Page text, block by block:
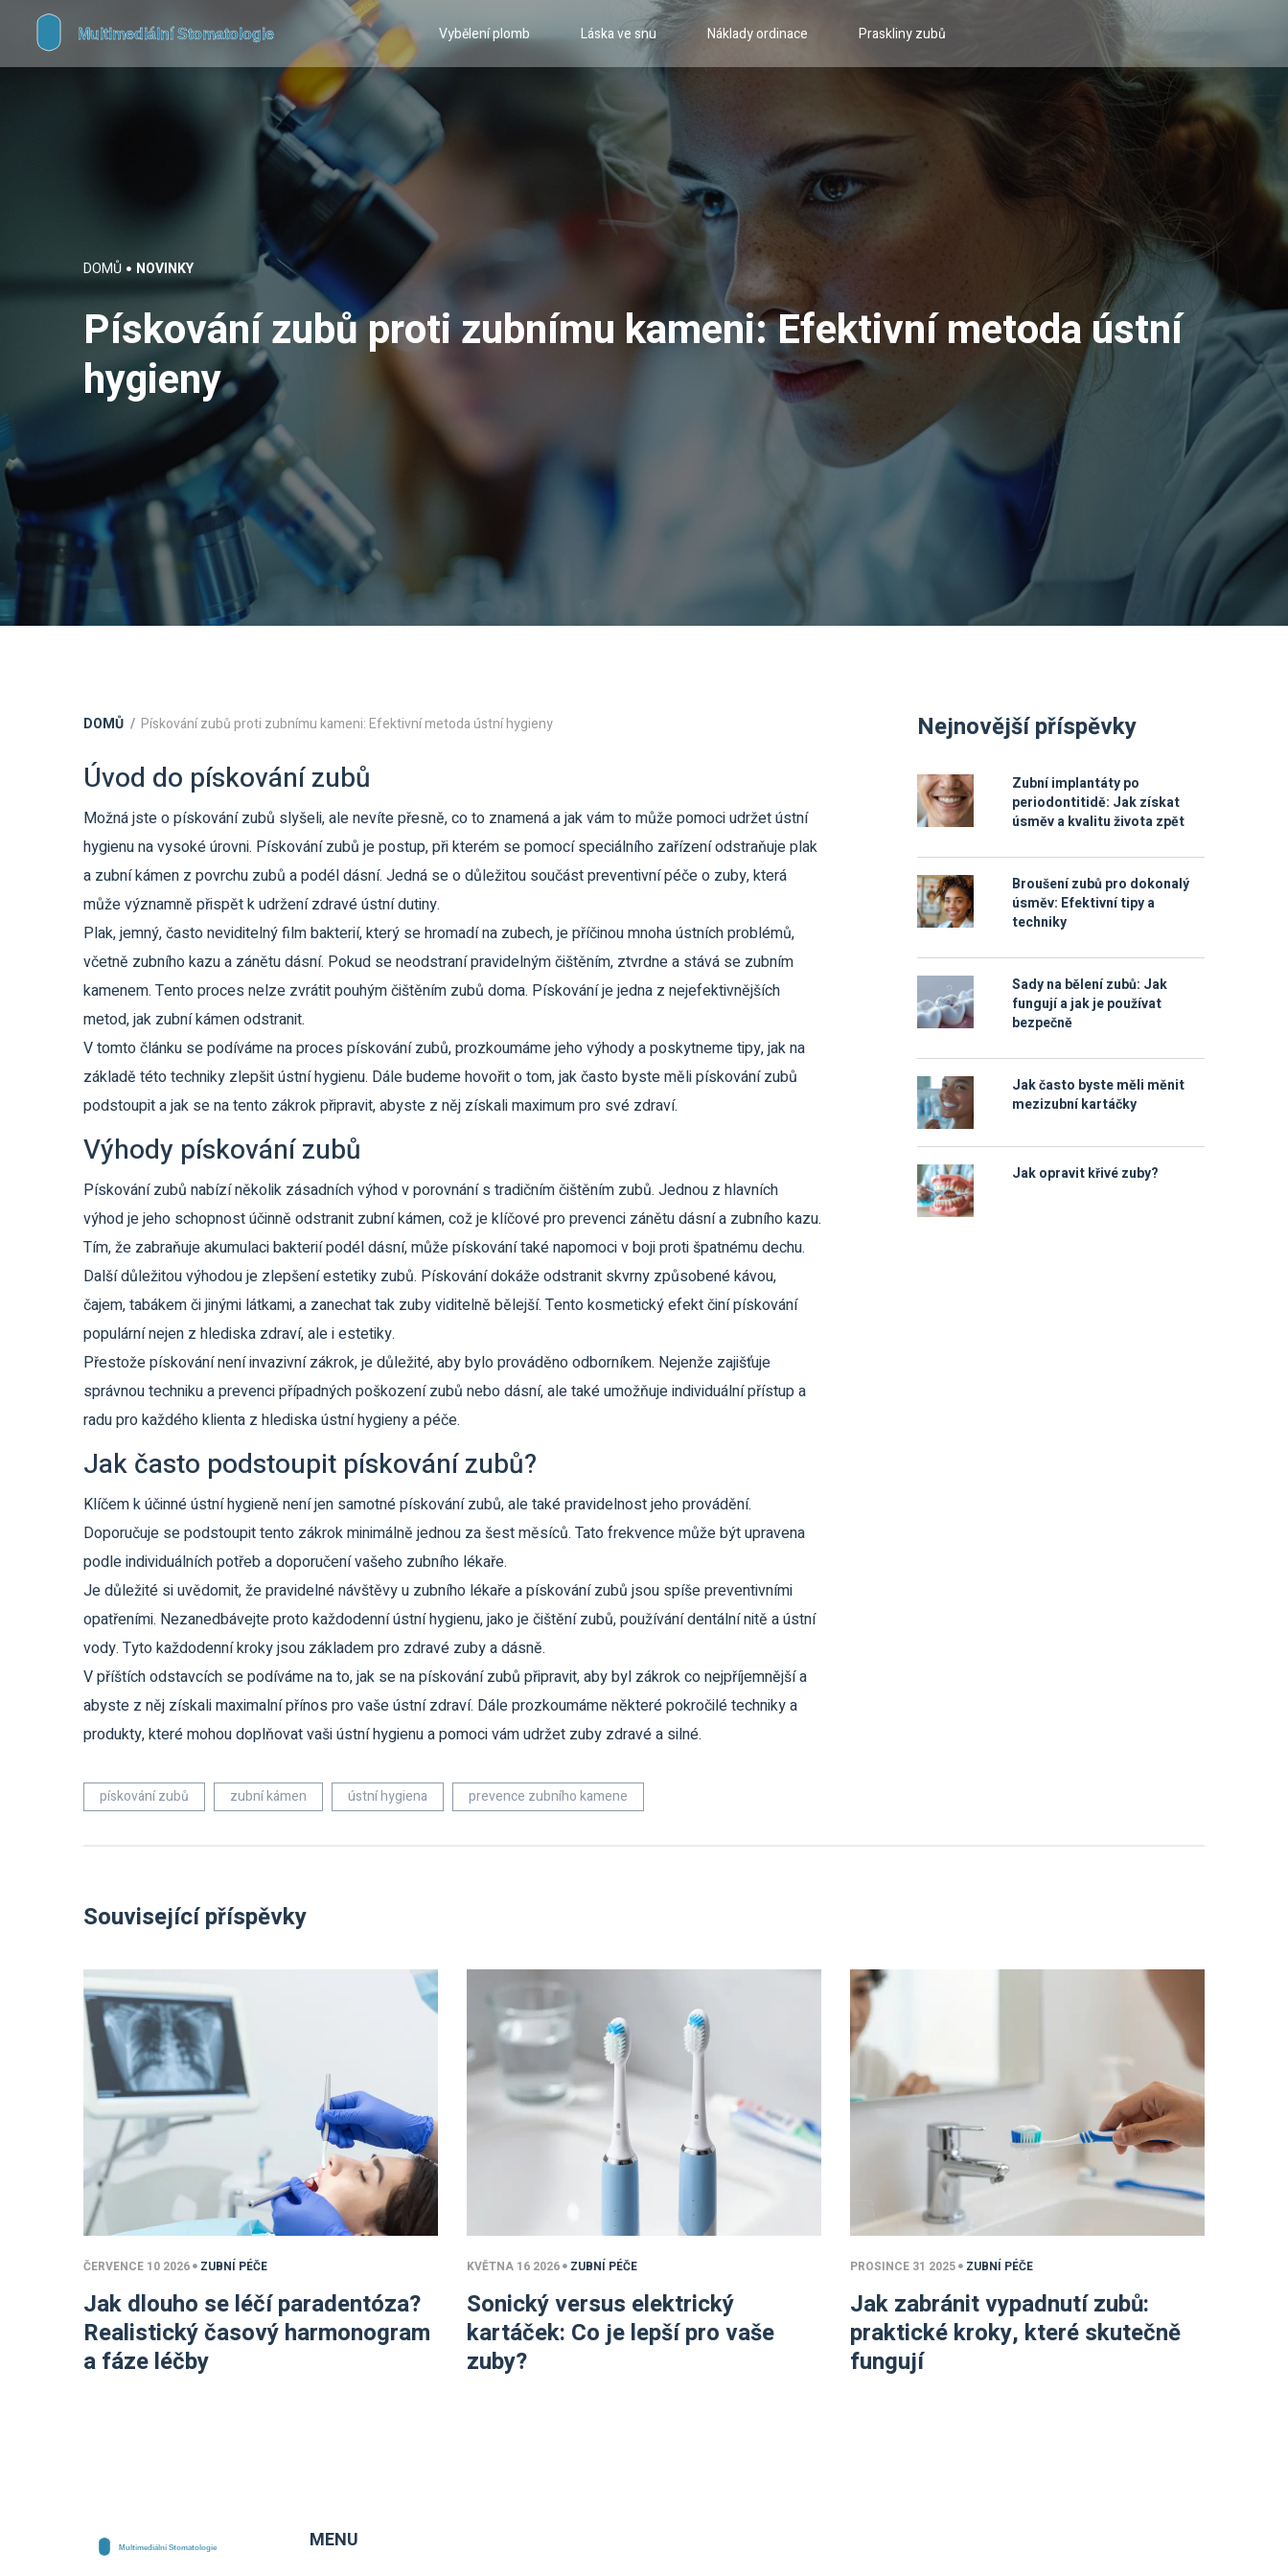
Vybělení plomb Láska ve snu Náklady ordinace Praskliny zubů
DOMŮ NOVINKY
Pískování zubů proti zubnímu kameni: Efektivní metoda ústní
hygieny
DOMŮ Pískování zubů proti zubnímu kameni: Efektivní metoda ústní hygieny
Úvod do pískování zubů
Možná jste o pískování zubů slyšeli, ale nevíte přesně, co to znamená a jak vám to může pomoci udržet ústní
hygienu na vysoké úrovni. Pískování zubů je postup, při kterém se pomocí speciálního zařízení odstraňuje plak
a zubní kámen z povrchu zubů a podél dásní. Jedná se o důležitou součást preventivní péče o zuby, která
může významně přispět k udržení zdravé ústní dutiny.
Plak, jemný, často neviditelný film bakterií, který se hromadí na zubech, je příčinou mnoha ústních problémů,
včetně zubního kazu a zánětu dásní. Pokud se neodstraní pravidelným čištěním, ztvrdne a stává se zubním
kamenem. Tento proces nelze zvrátit pouhým čištěním zubů doma. Pískování je jedna z nejefektivnějších
metod, jak zubní kámen odstranit.
V tomto článku se podíváme na proces pískování zubů, prozkoumáme jeho výhody a poskytneme tipy, jak na
základě této techniky zlepšit ústní hygienu. Dále budeme hovořit o tom, jak často byste měli pískování zubů
podstoupit a jak se na tento zákrok připravit, abyste z něj získali maximum pro své zdraví.
Výhody pískování zubů
Pískování zubů nabízí několik zásadních výhod v porovnání s tradičním čištěním zubů. Jednou z hlavních
výhod je jeho schopnost účinně odstranit zubní kámen, což je klíčové pro prevenci zánětu dásní a zubního kazu.
Tím, že zabraňuje akumulaci bakterií podél dásní, může pískování také napomoci v boji proti špatnému dechu.
Další důležitou výhodou je zlepšení estetiky zubů. Pískování dokáže odstranit skvrny způsobené kávou,
čajem, tabákem či jinými látkami, a zanechat tak zuby viditelně bělejší. Tento kosmetický efekt činí pískování
populární nejen z hlediska zdraví, ale i estetiky.
Přestože pískování není invazivní zákrok, je důležité, aby bylo prováděno odborníkem. Nejenže zajišťuje
správnou techniku a prevenci případných poškození zubů nebo dásní, ale také umožňuje individuální přístup a
radu pro každého klienta z hlediska ústní hygieny a péče.
Jak často podstoupit pískování zubů?
Klíčem k účinné ústní hygieně není jen samotné pískování zubů, ale také pravidelnost jeho provádění.
Doporučuje se podstoupit tento zákrok minimálně jednou za šest měsíců. Tato frekvence může být upravena
podle individuálních potřeb a doporučení vašeho zubního lékaře.
Je důležité si uvědomit, že pravidelné návštěvy u zubního lékaře a pískování zubů jsou spíše preventivními
opatřeními. Nezanedbávejte proto každodenní ústní hygienu, jako je čištění zubů, používání dentální nitě a ústní
vody. Tyto každodenní kroky jsou základem pro zdravé zuby a dásně.
V příštích odstavcích se podíváme na to, jak se na pískování zubů připravit, aby byl zákrok co nejpříjemnější a
abyste z něj získali maximalní přínos pro vaše ústní zdraví. Dále prozkoumáme některé pokročilé techniky a
produkty, které mohou doplňovat vaši ústní hygienu a pomoci vám udržet zuby zdravé a silné.
pískování zubů zubní kámen ústní hygiena prevence zubního kamene
Nejnovější příspěvky
Zubní implantáty po
periodontitidě: Jak získat
úsměv a kvalitu života zpět
Broušení zubů pro dokonalý
úsměv: Efektivní tipy a
techniky
Sady na bělení zubů: Jak
fungují a jak je používat
bezpečně
Jak často byste měli měnit
mezizubní kartáčky
Jak opravit křivé zuby?
Související příspěvky
ČERVENCE 10 2026 ZUBNÍ PÉČE
Jak dlouho se léčí paradentóza?
Realistický časový harmonogram
a fáze léčby
KVĚTNA 16 2026 ZUBNÍ PÉČE
Sonický versus elektrický
kartáček: Co je lepší pro vaše
zuby?
PROSINCE 31 2025 ZUBNÍ PÉČE
Jak zabránit vypadnutí zubů:
praktické kroky, které skutečně
fungují
MENU